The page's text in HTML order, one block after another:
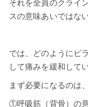
それを全員のクライ
スの意味あいではな
では、どのようにピ
して痛みを緩和して
まず必要になるのは、
①呼吸筋（背骨）の